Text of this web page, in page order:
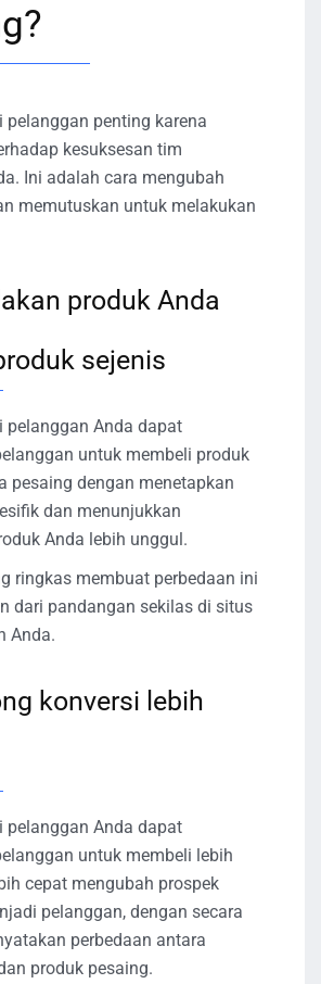
pelanggan penting karena
kesuksesan tim
Ini adalah cara mengubah
memutuskan untuk melakukan
produk Anda
sejenis
pelanggan Anda dapat
untuk membeli produk
pesaing dengan menetapkan
dan menunjukkan
Anda lebih unggul.
ringkas membuat perbedaan ini
dari pandangan sekilas di situs
Anda.
konversi lebih
pelanggan Anda dapat
untuk membeli lebih
cepat mengubah prospek
pelanggan, dengan secara
perbedaan antara
produk pesaing.